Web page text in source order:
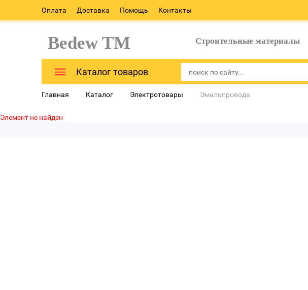
Оплата Доставка Помощь Контакты
Bedew TM Строительные материалы
Каталог товаров
Главная Каталог Электротовары Эмальпровода
Элемент не найден